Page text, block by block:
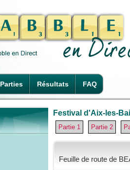
Parties Résultats FAQ
Festival d'Aix-les-
Partie 1 Partie 2
Feuille de route de